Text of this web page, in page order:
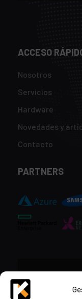
ACCESO
Nosotros
Servicios
Hardware
Novedades y
Contacto
PARTNERS